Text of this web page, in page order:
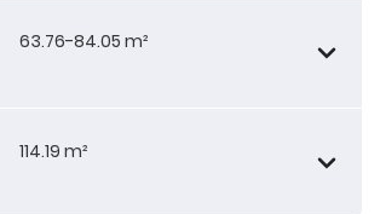
63.76-84.05 m²
114.19 m²